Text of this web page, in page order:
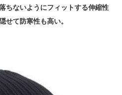
ちないようにフィットする伸縮性
せて防寒性も高い。